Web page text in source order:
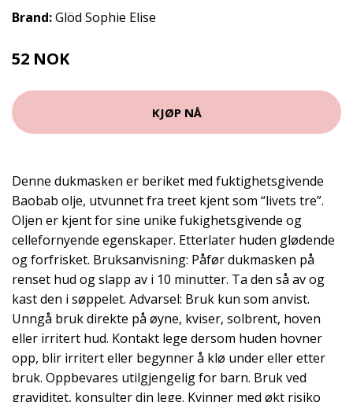
Brand:Glöd Sophie Elise
52 NOK
KJØP NÅ
Denne dukmasken er beriket med fuktighetsgivende
Baobab olje, utvunnet fra treet kjent som “livets tre”.
Oljen er kjent for sine unike fukighetsgivende og
cellefornyende egenskaper. Etterlater huden glødende
og forfrisket. Bruksanvisning: Påfør dukmasken på
renset hud og slapp av i 10 minutter. Ta den så av og
kast den i søppelet. Advarsel: Bruk kun som anvist.
Unngå bruk direkte på øyne, kviser, solbrent, hoven
eller irritert hud. Kontakt lege dersom huden hovner
opp, blir irritert eller begynner å klø under eller etter
bruk. Oppbevares utilgjengelig for barn. Bruk ved
graviditet, konsulter din lege. Kvinner med økt risiko